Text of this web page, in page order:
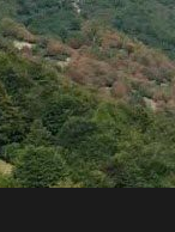
Skip
to
content